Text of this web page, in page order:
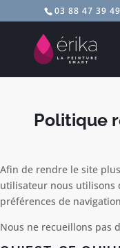
03 88 47 39 49
Politique
Afin de rendre le site
utilisateur nous utilisons
préférences de
Nous ne recueillons pas